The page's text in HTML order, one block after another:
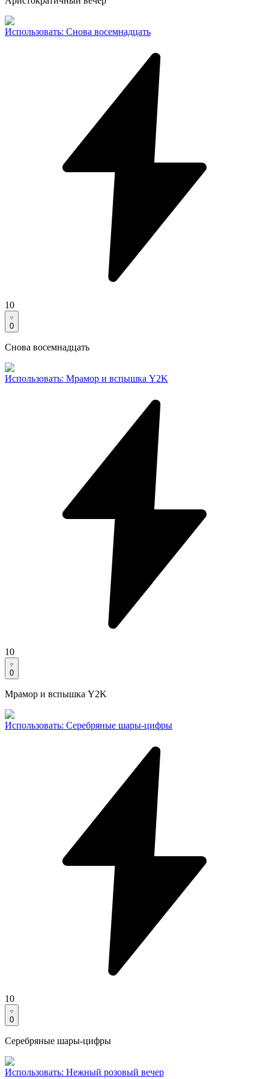
Использовать: Снова восемнадцать
10
0
Снова восемнадцать
Использовать: Мрамор и вспышка Y2K
10
0
Мрамор и вспышка Y2K
Использовать: Серебряные шары-цифры
10
0
Серебряные шары-цифры
Использовать: Нежный розовый вечер